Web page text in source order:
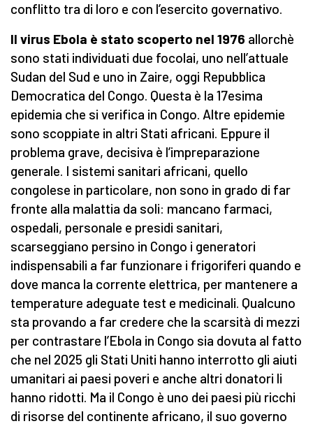
conflitto tra di loro e con l’esercito governativo.
Il virus Ebola è stato scoperto nel 1976 allorchè
sono stati individuati due focolai, uno nell’attuale
Sudan del Sud e uno in Zaire, oggi Repubblica
Democratica del Congo. Questa è la 17esima
epidemia che si verifica in Congo. Altre epidemie
sono scoppiate in altri Stati africani. Eppure il
problema grave, decisiva è l’impreparazione
generale. I sistemi sanitari africani, quello
congolese in particolare, non sono in grado di far
fronte alla malattia da soli: mancano farmaci,
ospedali, personale e presidi sanitari,
scarseggiano persino in Congo i generatori
indispensabili a far funzionare i frigoriferi quando e
dove manca la corrente elettrica, per mantenere a
temperature adeguate test e medicinali. Qualcuno
sta provando a far credere che la scarsità di mezzi
per contrastare l’Ebola in Congo sia dovuta al fatto
che nel 2025 gli Stati Uniti hanno interrotto gli aiuti
umanitari ai paesi poveri e anche altri donatori li
hanno ridotti. Ma il Congo è uno dei paesi più ricchi
di risorse del continente africano, il suo governo